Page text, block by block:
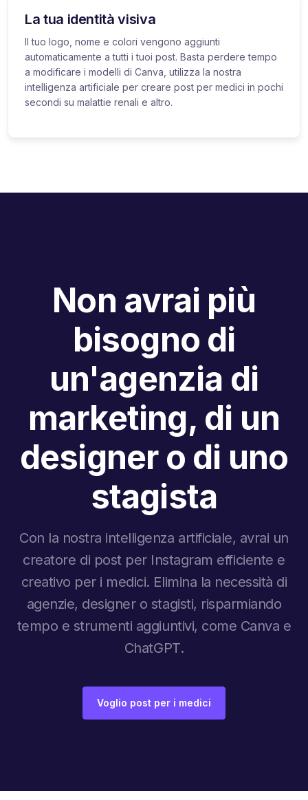
La tua identità visiva
Il tuo logo, nome e colori vengono aggiunti
automaticamente a tutti i tuoi post. Basta perdere tempo
a modificare i modelli di Canva, utilizza la nostra
intelligenza artificiale per creare post per medici in pochi
secondi su malattie renali e altro.
Non avrai più
bisogno di
un'agenzia di
marketing, di un
designer o di uno
stagista
Con la nostra intelligenza artificiale, avrai un
creatore di post per Instagram efficiente e
creativo per i medici. Elimina la necessità di
agenzie, designer o stagisti, risparmiando
tempo e strumenti aggiuntivi, come Canva e
ChatGPT.
Voglio post per i medici